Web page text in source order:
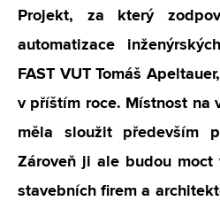
Projekt, za který
automatizace
FAST VUT Tomáš
v příštím roce. Místnost na
měla sloužit především
Zároveň ji ale budou
stavebních firem a